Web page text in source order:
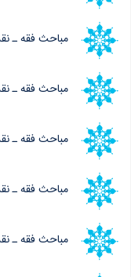
مباحث فقه ـ نقد و
مباحث فقه ـ نقد و
مباحث فقه ـ نقد و
مباحث فقه ـ نقد و
مباحث فقه ـ نقد و